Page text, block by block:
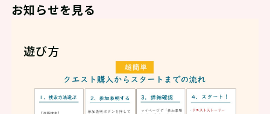
お知らせを見る
遊び方